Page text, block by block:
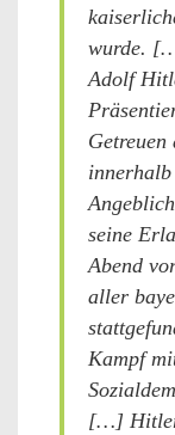
wurde.
Adolf
innerhalb
seine
Abend
aller
Kampf
[…] Hitler